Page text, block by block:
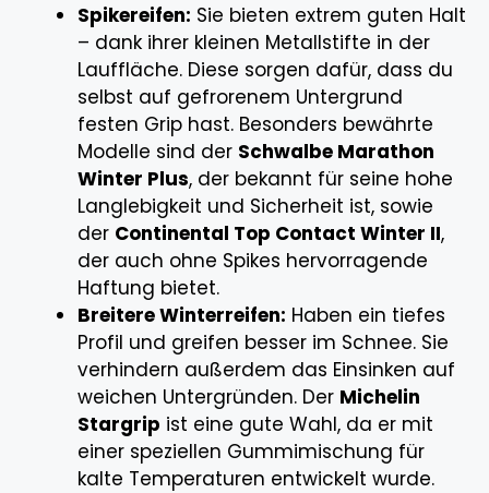
Spikereifen: Sie bieten extrem guten Halt
– dank ihrer kleinen Metallstifte in der
Lauffläche. Diese sorgen dafür, dass du
selbst auf gefrorenem Untergrund
festen Grip hast. Besonders bewährte
Modelle sind der Schwalbe Marathon
Winter Plus, der bekannt für seine hohe
Langlebigkeit und Sicherheit ist, sowie
der Continental Top Contact Winter II,
der auch ohne Spikes hervorragende
Haftung bietet.
Breitere Winterreifen: Haben ein tiefes
Profil und greifen besser im Schnee. Sie
verhindern außerdem das Einsinken auf
weichen Untergründen. Der Michelin
Stargrip ist eine gute Wahl, da er mit
einer speziellen Gummimischung für
kalte Temperaturen entwickelt wurde.